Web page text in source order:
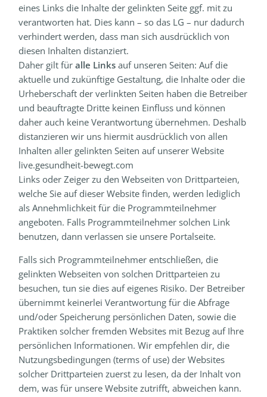
eines Links die Inhalte der gelinkten Seite ggf. mit zu
verantworten hat. Dies kann – so das LG – nur dadurch
verhindert werden, dass man sich ausdrücklich von
diesen Inhalten distanziert.
Daher gilt für alle Links auf unseren Seiten: Auf die
aktuelle und zukünftige Gestaltung, die Inhalte oder die
Urheberschaft der verlinkten Seiten haben die Betreiber
und beauftragte Dritte keinen Einfluss und können
daher auch keine Verantwortung übernehmen. Deshalb
distanzieren wir uns hiermit ausdrücklich von allen
Inhalten aller gelinkten Seiten auf unserer Website
live.gesundheit-bewegt.com
Links oder Zeiger zu den Webseiten von Drittparteien,
welche Sie auf dieser Website finden, werden lediglich
als Annehmlichkeit für die Programmteilnehmer
angeboten. Falls Programmteilnehmer solchen Link
benutzen, dann verlassen sie unsere Portalseite.
Falls sich Programmteilnehmer entschließen, die
gelinkten Webseiten von solchen Drittparteien zu
besuchen, tun sie dies auf eigenes Risiko. Der Betreiber
übernimmt keinerlei Verantwortung für die Abfrage
und/oder Speicherung persönlichen Daten, sowie die
Praktiken solcher fremden Websites mit Bezug auf Ihre
persönlichen Informationen. Wir empfehlen dir, die
Nutzungsbedingungen (terms of use) der Websites
solcher Drittparteien zuerst zu lesen, da der Inhalt von
dem, was für unsere Website zutrifft, abweichen kann.